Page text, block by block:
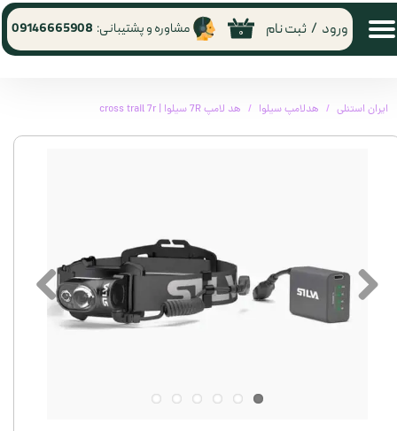
۰ ورود / ثبت نام مشاوره و پشتیبانی: 09146665908
ایران استنلی هدلامپ سیلوا هد لامپ 7R سیلوا | cross trail 7r